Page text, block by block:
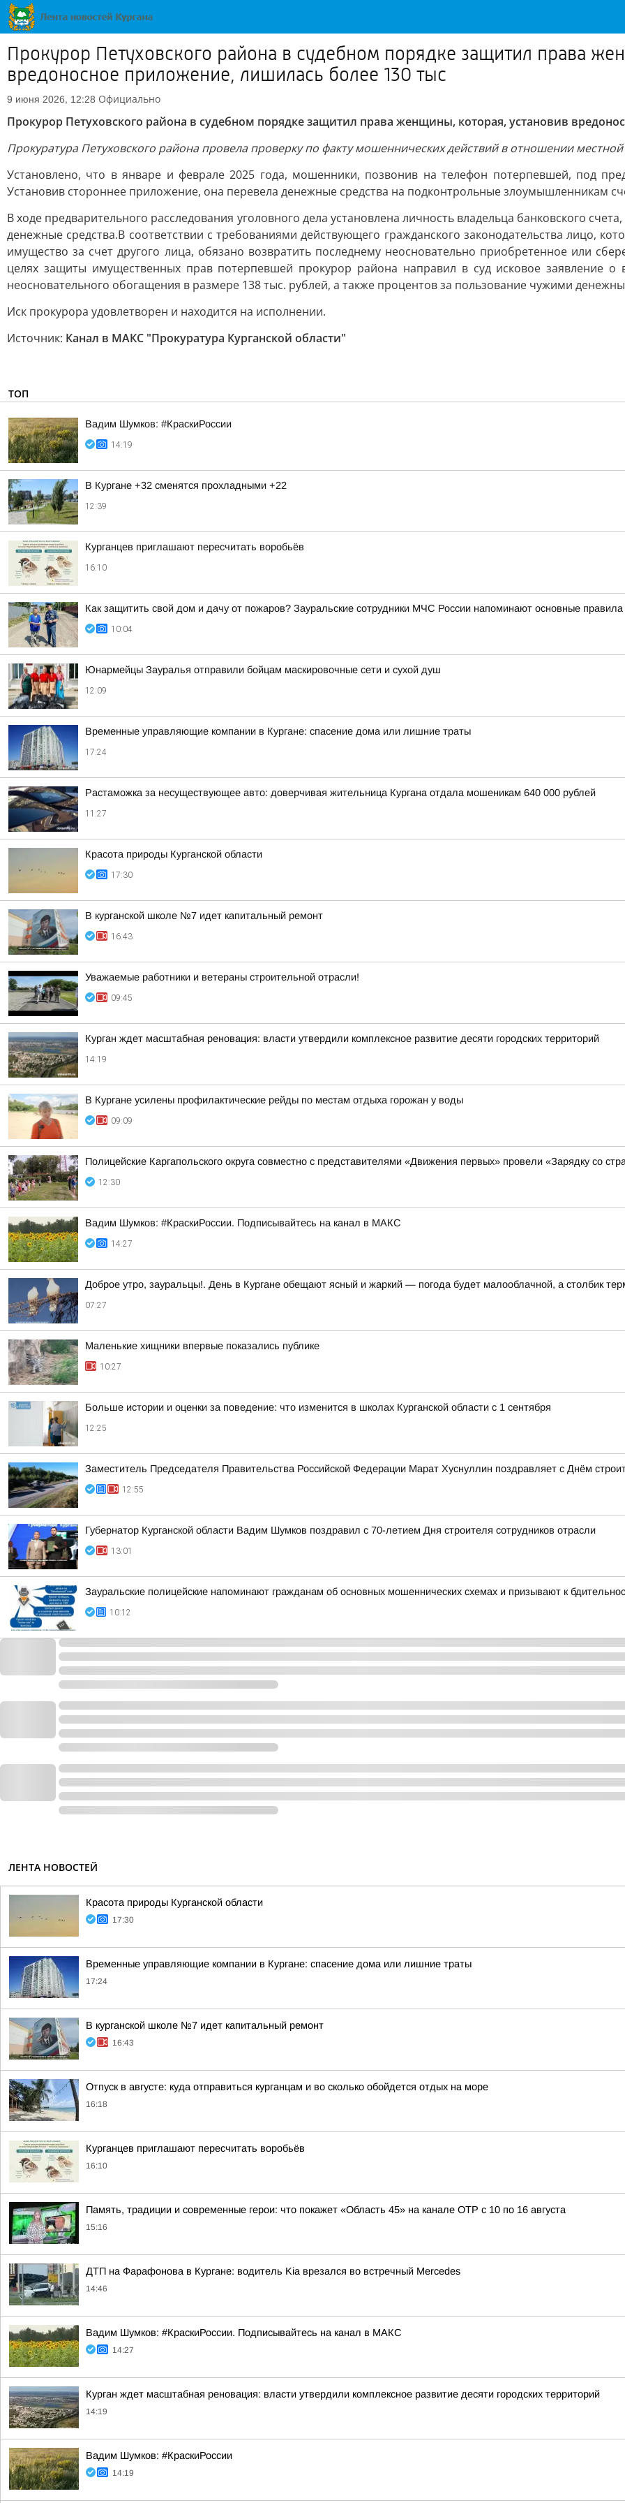
Прокурор Петуховского района в судебном порядке защитил права
вредоносное приложение, лишилась более 130 тыс
9 июня 2026, 12:28 Официально
Прокурор Петуховского района в судебном порядке защитил права женщины, которая, установив
Прокуратура Петуховского района провела проверку по факту мошеннических действий в отношении
Установлено, что в январе и феврале 2025 года, мошенники, позвонив на телефон потерпевшей, под
Установив стороннее приложение, она перевела денежные средства на подконтрольные злоумышленникам
В ходе предварительного расследования уголовного дела установлена личность владельца банковского
денежные средства.В соответствии с требованиями действующего гражданского законодательства лицо,
имущество за счет другого лица, обязано возвратить последнему неосновательно приобретенное или
целях защиты имущественных прав потерпевшей прокурор района направил в суд исковое заявление о
неосновательного обогащения в размере 138 тыс. рублей, а также процентов за пользование чужими
Иск прокурора удовлетворен и находится на исполнении.
Источник: Канал в МАКС "Прокуратура Курганской области"
ТОП
Вадим Шумков: #КраскиРоссии
14:19
В Кургане +32 сменятся прохладными +22
12:39
Курганцев приглашают пересчитать воробьёв
16:10
Как защитить свой дом и дачу от пожаров? Зауральские сотрудники МЧС России напоминают основные правила
10:04
Юнармейцы Зауралья отправили бойцам маскировочные сети и сухой душ
12:09
Временные управляющие компании в Кургане: спасение дома или лишние траты
17:24
Растаможка за несуществующее авто: доверчивая жительница Кургана отдала мошеникам 640 000 рублей
11:27
Красота природы Курганской области
17:30
В курганской школе №7 идет капитальный ремонт
16:43
Уважаемые работники и ветераны строительной отрасли!
09:45
Курган ждет масштабная реновация: власти утвердили комплексное развитие десяти городских территорий
14:19
В Кургане усилены профилактические рейды по местам отдыха горожан у воды
09:09
Полицейские Каргапольского округа совместно с представителями «Движения первых» провели «Зарядку со
12:30
Вадим Шумков: #КраскиРоссии. Подписывайтесь на канал в МАКС
14:27
Доброе утро, зауральцы!. День в Кургане обещают ясный и жаркий — погода будет малооблачной, а столбик
07:27
Маленькие хищники впервые показались публике
10:27
Больше истории и оценки за поведение: что изменится в школах Курганской области с 1 сентября
12:25
Заместитель Председателя Правительства Российской Федерации Марат Хуснуллин поздравляет с Днём
12:55
Губернатор Курганской области Вадим Шумков поздравил с 70-летием Дня строителя сотрудников отрасли
13:01
Зауральские полицейские напоминают гражданам об основных мошеннических схемах и призывают к
10:12
ЛЕНТА НОВОСТЕЙ
Красота природы Курганской области
17:30
Временные управляющие компании в Кургане: спасение дома или лишние траты
17:24
В курганской школе №7 идет капитальный ремонт
16:43
Отпуск в августе: куда отправиться курганцам и во сколько обойдется отдых на море
16:18
Курганцев приглашают пересчитать воробьёв
16:10
Память, традиции и современные герои: что покажет «Область 45» на канале ОТР с 10 по 16 августа
15:16
ДТП на Фарафонова в Кургане: водитель Kia врезался во встречный Mercedes
14:46
Вадим Шумков: #КраскиРоссии. Подписывайтесь на канал в МАКС
14:27
Курган ждет масштабная реновация: власти утвердили комплексное развитие десяти городских территорий
14:19
Вадим Шумков: #КраскиРоссии
14:19